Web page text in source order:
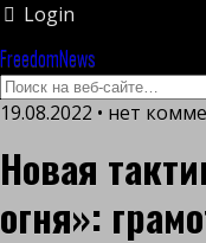
Login
FreedomNews
19.08.2022 • нет
Новая
огня»: